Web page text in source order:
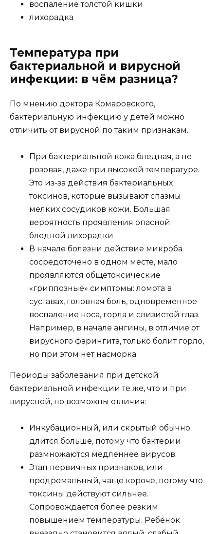
воспаление толстой кишки
лихорадка
Температура при
бактериальной и вирусной
инфекции: в чём разница?
По мнению доктора Комаровского,
бактериальную инфекцию у детей можно
отличить от вирусной по таким признакам.
При бактериальной кожа бледная, а не
розовая, даже при высокой температуре.
Это из-за действия бактериальных
токсинов, которые вызывают спазмы
мелких сосудиков кожи. Большая
вероятность проявления опасной
бледной лихорадки.
В начале болезни действие микроба
сосредоточено в одном месте, мало
проявляются общетоксические
«гриппозные» симптомы: ломота в
суставах, головная боль, одновременное
воспаление носа, горла и слизистой глаз.
Например, в начале ангины, в отличие от
вирусного фарингита, только болит горло,
но при этом нет насморка.
Периоды заболевания при детской
бактериальной инфекции те же, что и при
вирусной, но возможны отличия:
Инкубационный, или скрытый обычно
длится больше, потому что бактерии
размножаются медленнее вирусов.
Этап первичных признаков, или
продромальный, чаще короче, потому что
токсины действуют сильнее.
Сопровождается более резким
повышением температуры. Ребёнок